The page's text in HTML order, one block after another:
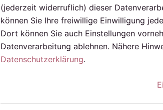
(jederzeit widerruflich) dieser
können Sie Ihre freiwillige Einwilligung
Dort können Sie auch Einstellungen
Datenverarbeitung ablehnen. Nähere
Datenschutzerklärung.